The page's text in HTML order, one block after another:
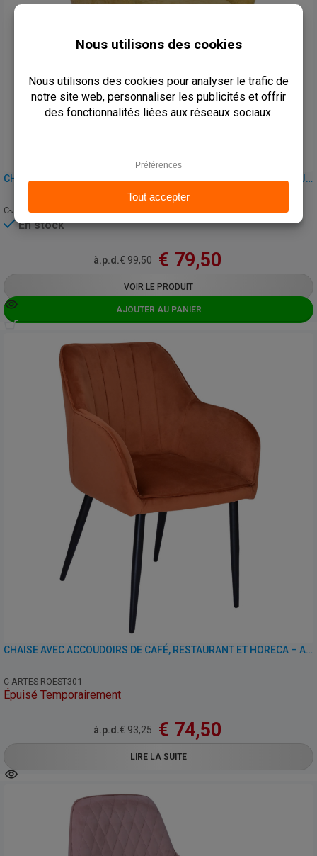
CHAISE AVEC ACCOUDOIRS DE CAFÉ, RESTAURANT ET HORECA – JESSICA – TISSU VINTAGE
C-JESSICA-YELLOW05
En stock
à.p.d.€99,50 € 79,50
VOIR LE PRODUIT
AJOUTER AU PANIER
CHAISE AVEC ACCOUDOIRS DE CAFÉ, RESTAURANT ET HORECA – ARTES – VELOURS
C-ARTES-ROEST301
Épuisé Temporairement
à.p.d.€93,25 € 74,50
LIRE LA SUITE